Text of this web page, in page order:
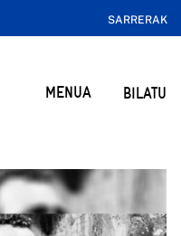
SARRERAK
MENUA BILATU